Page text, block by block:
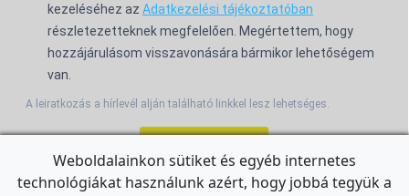
kezeléséhez az Adatkezelési tájékoztatóban
részletezetteknek megfelelően. Megértettem, hogy
hozzájárulásom visszavonására bármikor lehetőségem
van.
A leiratkozás a hírlevél alján található linkkel lesz lehetséges.
Weboldalainkon sütiket és egyéb internetes
technológiákat használunk azért, hogy jobbá tegyük a